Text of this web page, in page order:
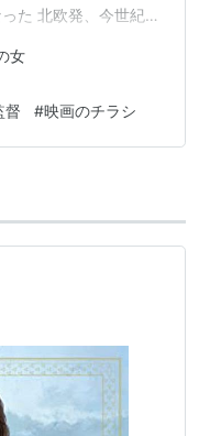
ウゲーム
騎士（2009） 出演
た 北欧発、今世紀最
紀最大のミステリ
社会現象となった話
た北欧スウェーデ
ともに世界各国でた
女
督 #映画のチラシ